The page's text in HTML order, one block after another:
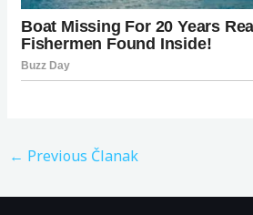
← Previous Članak